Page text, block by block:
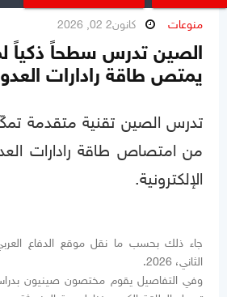
منوعات كانون2 02, 2026
الصين تدرس سطحاً ذكياً
يمتص طاقة رادارات العدو
تدرس الصين تقنية متقدمة تمكّن
من امتصاص طاقة رادارات
الإلكترونية.
الثاني، 2026.
وفي التفاصيل يقوم مختصون صينيون